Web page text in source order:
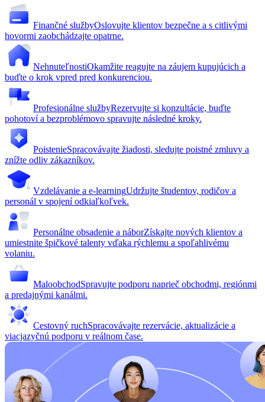
Finančné službyOslovujte klientov bezpečne a s citlivými
hovormi zaobchádzajte opatrne.
NehnuteľnostiOkamžite reagujte na záujem kupujúcich a
buďte o krok vpred pred konkurenciou.
Profesionálne službyRezervujte si konzultácie, buďte
pohotoví a bezproblémovo spravujte následné kroky.
PoistenieSpracovávajte žiadosti, sledujte poistné zmluvy a
znížte odliv zákazníkov.
Vzdelávanie a e-learningUdržujte študentov, rodičov a
personál v spojení odkiaľkoľvek.
Personálne obsadenie a náborZískajte nových klientov a
umiestnite špičkové talenty vďaka rýchlemu a spoľahlivému
volaniu.
MaloobchodSpravujte podporu naprieč obchodmi, regiónmi
a predajnými kanálmi.
Cestovný ruchSpracovávajte rezervácie, aktualizácie a
viacjazyčnú podporu v reálnom čase.